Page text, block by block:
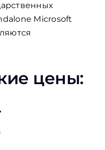
Microsoft
цены: